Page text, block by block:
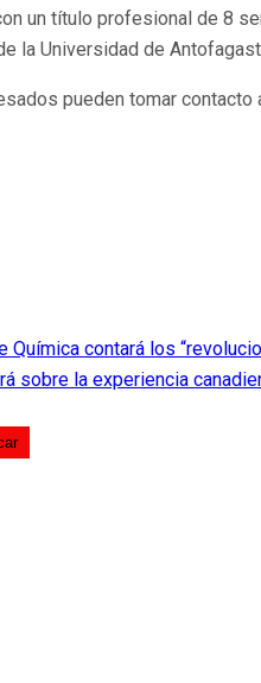
un título profesional de 8
la Universidad de
pueden tomar
Química contará los
sobre la experiencia